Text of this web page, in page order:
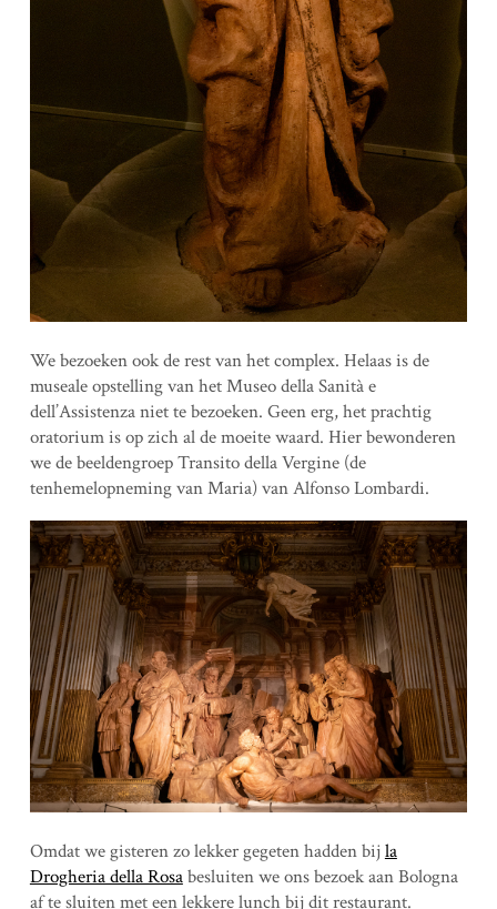
We bezoeken ook de rest van het complex. Helaas is de
museale opstelling van het Museo della Sanità e
dell’Assistenza niet te bezoeken. Geen erg, het prachtig
oratorium is op zich al de moeite waard. Hier bewonderen
we de beeldengroep Transito della Vergine (de
tenhemelopneming van Maria) van Alfonso Lombardi.
Omdat we gisteren zo lekker gegeten hadden bijla
Drogheria della Rosabesluiten we ons bezoek aan Bologna
af te sluiten met een lekkere lunch bij dit restaurant.